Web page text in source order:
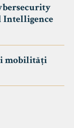
Intelligence
mobilități